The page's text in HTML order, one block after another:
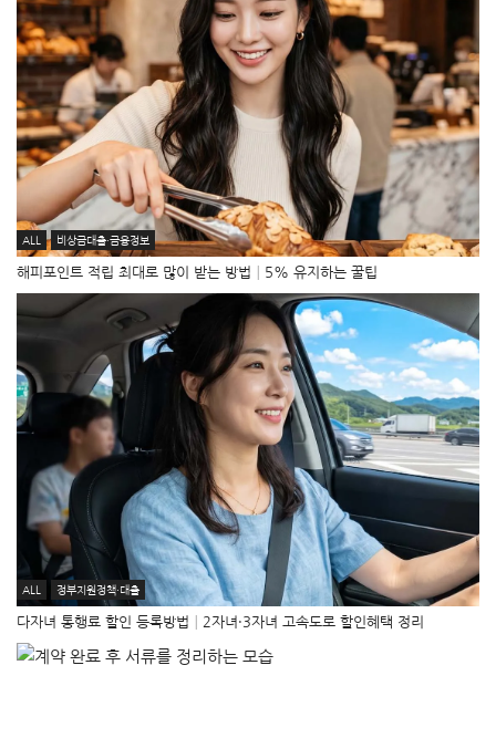
ALL 비상금대출·금융정보
해피포인트 적립 최대로 많이 받는 방법│5% 유지하는 꿀팁
ALL 정부지원정책·대출
다자녀 통행료 할인 등록방법│2자녀·3자녀 고속도로 할인혜택 정리